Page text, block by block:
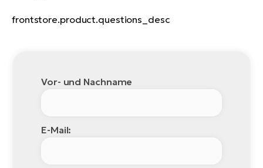
frontstore.product.questions_desc
Vor- und Nachname
E-Mail: